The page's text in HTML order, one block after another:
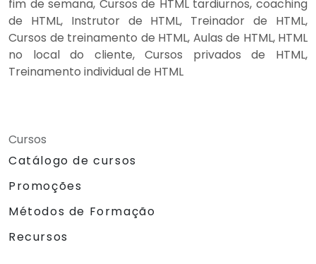
fim de semana, Cursos de HTML tardiurnos, coaching
de HTML, Instrutor de HTML, Treinador de HTML,
Cursos de treinamento de HTML, Aulas de HTML, HTML
no local do cliente, Cursos privados de HTML,
Treinamento individual de HTML
Cursos
Catálogo de cursos
Promoções
Métodos de Formação
Recursos